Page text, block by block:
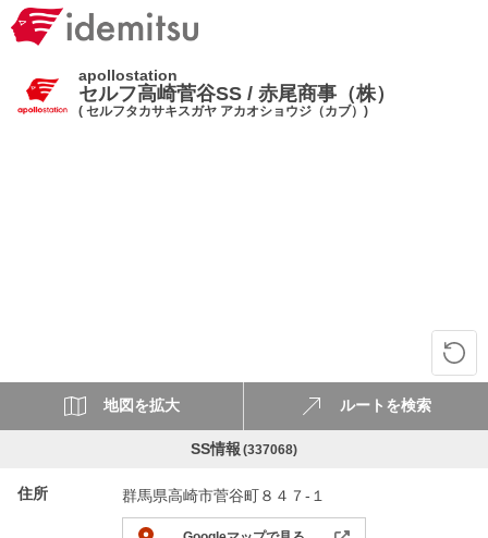
apollostation
セルフ高崎菅谷SS / 赤尾商事（株）
( セルフタカサキスガヤ アカオショウジ（カブ）)
SS情報 (337068)
住所 群馬県高崎市菅谷町８４７-１
地図を拡大 ルートを検索